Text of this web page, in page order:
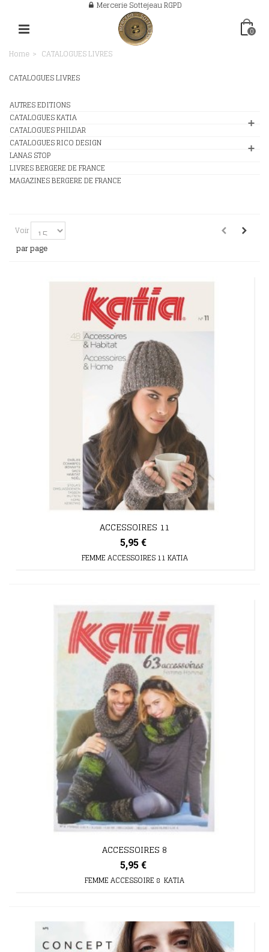
Mercerie Sottejeau RGPD
0
Home > CATALOGUES LIVRES
CATALOGUES LIVRES
AUTRES EDITIONS
CATALOGUES KATIA
CATALOGUES PHILDAR
CATALOGUES RICO DESIGN
LANAS STOP
LIVRES BERGERE DE FRANCE
MAGAZINES BERGERE DE FRANCE
Voir
par page
ACCESSOIRES 11
5,95 €
FEMME ACCESSOIRES 11 KATIA
ACCESSOIRES 8
5,95 €
FEMME ACCESSOIRE 8 KATIA